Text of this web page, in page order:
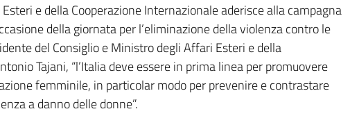
e della Cooperazione Internazionale aderisce alla campagna
della giornata per l’eliminazione della violenza contro le
del Consiglio e Ministro degli Affari Esteri e della
Tajani, “l’Italia deve essere in prima linea per promuovere
femminile, in particolar modo per prevenire e contrastare
a danno delle donne”.